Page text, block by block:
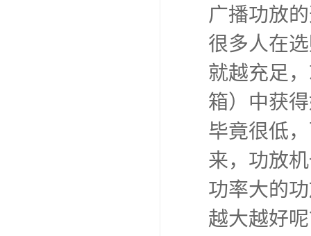
广播功放
很多人在
就越充足
箱）中获
毕竟很低
来，功放
功率大的
越大越好